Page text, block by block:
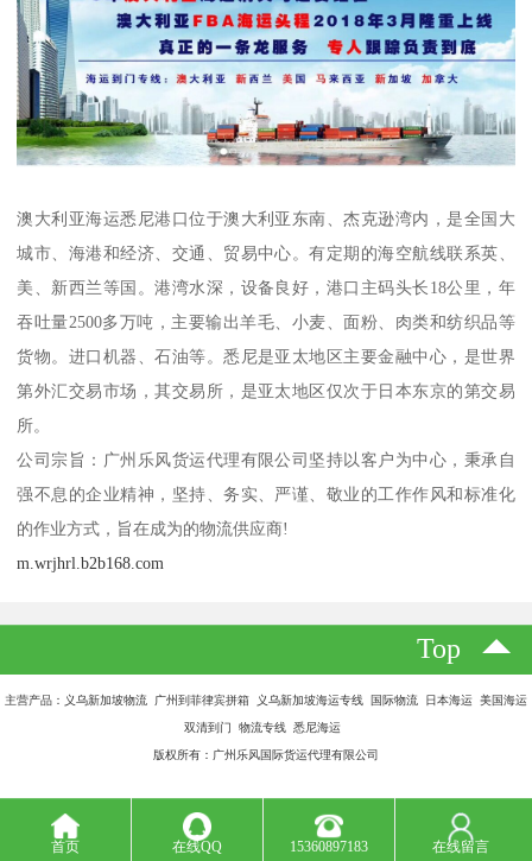
澳大利亚海运悉尼港口位于澳大利亚东南、杰克逊湾内，是全国大
城市、海港和经济、交通、贸易中心。有定期的海空航线联系英、
美、新西兰等国。港湾水深，设备良好，港口主码头长18公里，年
吞吐量2500多万吨，主要输出羊毛、小麦、面粉、肉类和纺织品等
货物。进口机器、石油等。悉尼是亚太地区主要金融中心，是世界
第外汇交易市场，其交易所，是亚太地区仅次于日本东京的第交易
所。
公司宗旨：广州乐风货运代理有限公司坚持以客户为中心，秉承自
强不息的企业精神，坚持、务实、严谨、敬业的工作作风和标准化
的作业方式，旨在成为的物流供应商!
m.wrjhrl.b2b168.com
Top
主营产品：义乌新加坡物流 广州到菲律宾拼箱 义乌新加坡海运专线 国际物流 日本海运 美国海运
双清到门 物流专线 悉尼海运
版权所有：广州乐风国际货运代理有限公司
首页 在线QQ 15360897183 在线留言